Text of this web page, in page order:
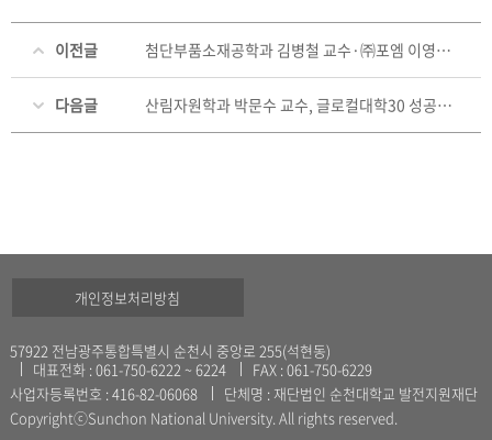
이전글 첨단부품소재공학과 김병철 교수·㈜포엠 이영주 대표이사, 발전기금 1천만 원 기탁
다음글 산림자원학과 박문수 교수, 글로컬대학30 성공과 의과대학 설립 위한 1천만 원 발전기금 기탁
개인정보처리방침
57922 전남광주통합특별시 순천시 중앙로 255(석현동)
대표전화 : 061-750-6222 ~ 6224
FAX : 061-750-6229
사업자등록번호 : 416-82-06068
단체명 : 재단법인 순천대학교 발전지원재단
CopyrightⓒSunchon National University. All rights reserved.